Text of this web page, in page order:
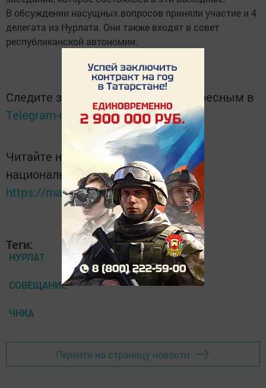
В обсуждении насущных вопросов приняли участие и 4
делегата из Нурлата. Они также входят в совет
республиканской автономии.
Следите за самым важным и интересным в
Telegram-каналеТатмедиа
Читайте новости Татарстана в
национальном мессенджере MАХ:
https://max.ru/tatmedia
Теги:
НУРЛАТ
СОВЕЩАНИЕ
ЧНКА
Перейти на страницу новости